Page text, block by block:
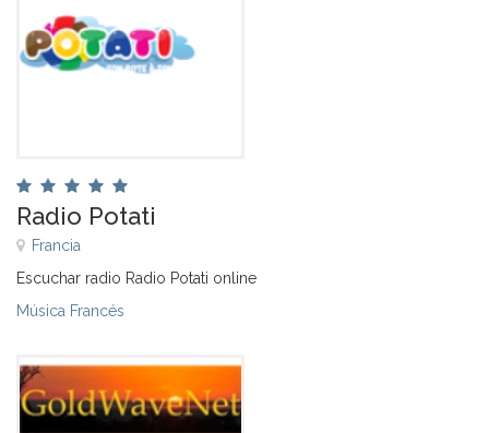
Radio Potati
Francia
Escuchar radio Radio Potati online
Música Francés